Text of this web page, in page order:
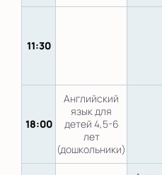
11:30
18:00
Английский
язык для
детей 4,5-6
лет
(дошкольники)